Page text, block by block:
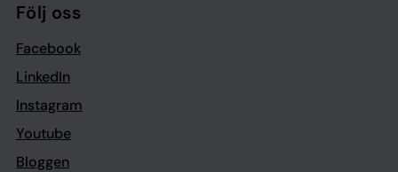
Följ oss
Facebook
LinkedIn
Instagram
Youtube
Bloggen